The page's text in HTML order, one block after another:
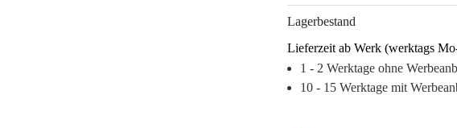
Logo-Prägungen durch
Setzen Sie auf ein Werbemittel,
Ihrer Kunden integriert wird und
Lagerbestand
Lieferzeit ab Werk (werktags
1 - 2 Werktage ohne
10 - 15 Werktage mit